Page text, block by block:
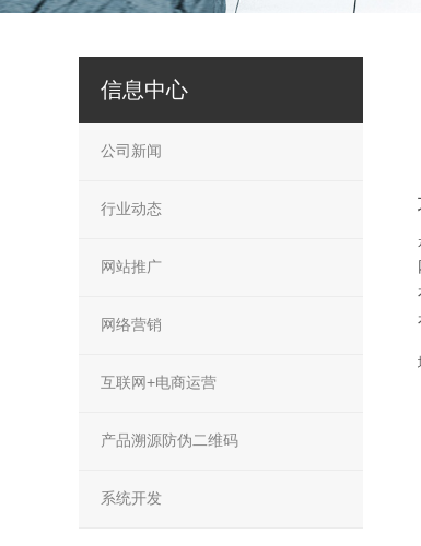
信息中心
公司新闻
行业动态
网站推广
网络营销
互联网+电商运营
产品溯源防伪二维码
系统开发